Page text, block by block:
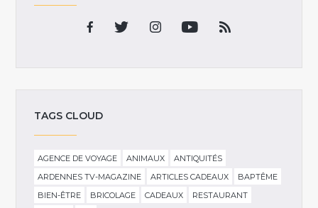
TAGS CLOUD
AGENCE DE VOYAGE ANIMAUX
ANTIQUITÉS
ARDENNES TV-MAGAZINE
ARTICLES CADEAUX
BAPTÊME
BIEN-ÊTRE
BRICOLAGE CADEAUX
RESTAURANT